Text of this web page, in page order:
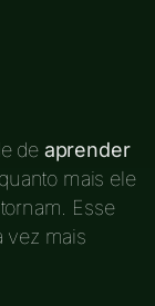
de aprender
mais ele
Esse
vez mais